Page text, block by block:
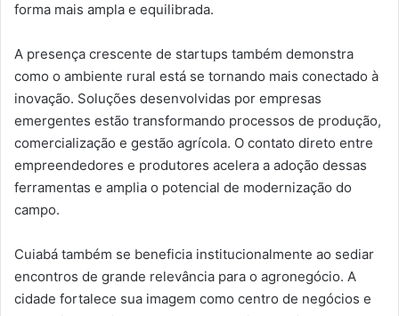
forma mais ampla e equilibrada.
A presença crescente de startups também demonstra
como o ambiente rural está se tornando mais conectado à
inovação. Soluções desenvolvidas por empresas
emergentes estão transformando processos de produção,
comercialização e gestão agrícola. O contato direto entre
empreendedores e produtores acelera a adoção dessas
ferramentas e amplia o potencial de modernização do
campo.
Cuiabá também se beneficia institucionalmente ao sediar
encontros de grande relevância para o agronegócio. A
cidade fortalece sua imagem como centro de negócios e